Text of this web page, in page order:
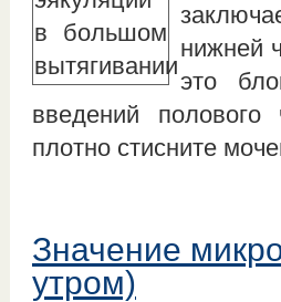
нижней
это
введений
плотно стисните
Значение
утром)